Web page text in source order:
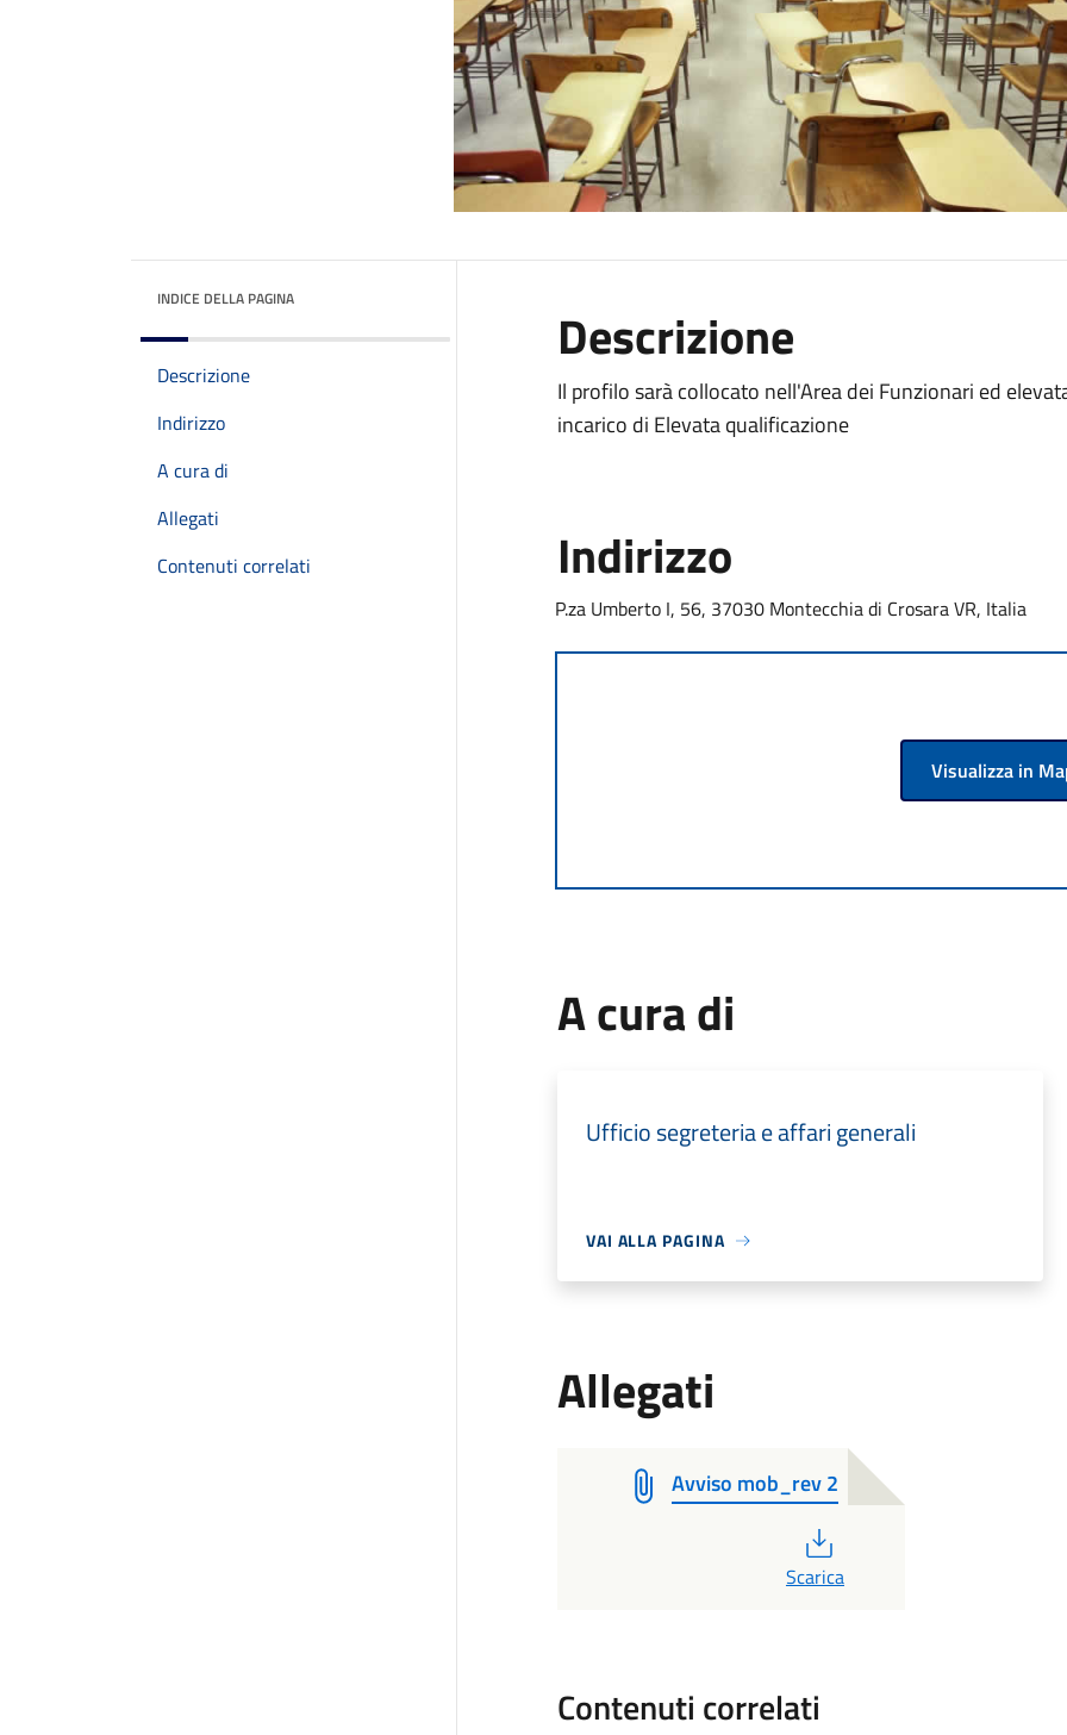
INDICE DELLA PAGINA
Descrizione
Indirizzo
A cura di
Allegati
Contenuti correlati
Descrizione
Il profilo sarà collocato nell'Area dei Funzionari ed
incarico di Elevata qualificazione
Indirizzo
P.za Umberto I, 56, 37030 Montecchia di Crosara VR, Italia
Visualizza in
A cura di
Ufficio segreteria e affari generali
VAI ALLA PAGINA
Allegati
Avviso mob_rev 2
Scarica
Contenuti correlati